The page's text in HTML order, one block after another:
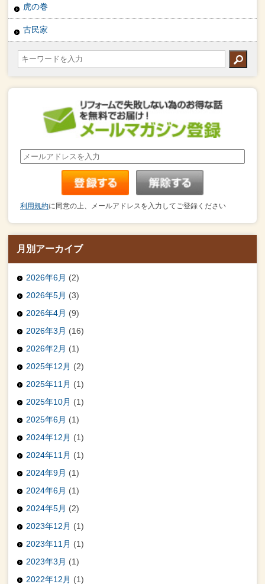
虎の巻
古民家
利用規約に同意の上、メールアドレスを入力してご登録ください
月別アーカイブ
2026年6月 (2)
2026年5月 (3)
2026年4月 (9)
2026年3月 (16)
2026年2月 (1)
2025年12月 (2)
2025年11月 (1)
2025年10月 (1)
2025年6月 (1)
2024年12月 (1)
2024年11月 (1)
2024年9月 (1)
2024年6月 (1)
2024年5月 (2)
2023年12月 (1)
2023年11月 (1)
2023年3月 (1)
2022年12月 (1)